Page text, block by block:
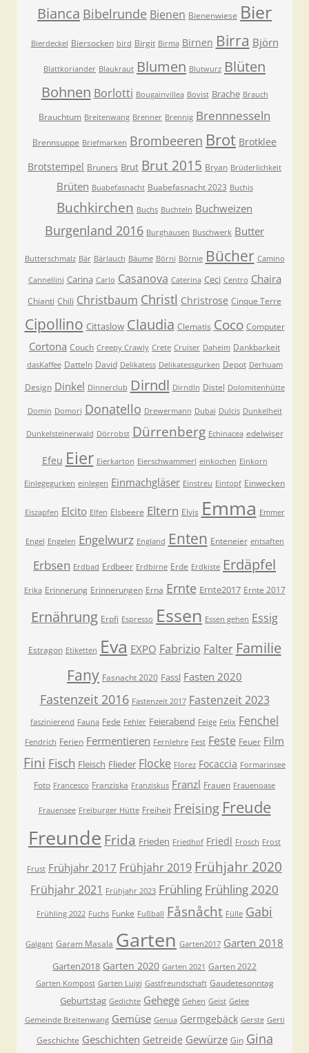
Bianca Bibelrunde Bienen Bienenwiese Bier
Bierdeckel Biersocken bird Birgit Birma Birnen Birra Björn
Blattkoriander Blaukraut Blumen Blutwurz Blüten
Bohnen Borlotti Bougainvillea Bovist Brache Brauch
Brauchtum Breitenwang Brenner Brennig Brennnesseln
Brennsuppe Briefmarken Brombeeren Brot Brotklee
Brotstempel Bruners Brut Brut 2015 Bryan Brüderlichkeit
Brüten Buabefasnacht Buabefasnacht 2023 Buchis
Buchkirchen Buchs Buchteln Buchweizen
Burgenland 2016 Burghausen Buschwerk Butter
Butterschmalz Bär Bärlauch Bäume Börni Börnie Bücher Camino
Cannellini Carina Carlo Casanova Caterina Ceci Centro Chaira
Chianti Chili Christbaum Christl Christrose Cinque Terre
Cipollino Cittaslow Claudia Clematis Coco Computer
Cortona Couch Creepy Crawly Crete Cruiser Daheim Dankbarkeit
dasKaffee Datteln David Delikatess Delikatessgurken Depot Derhuam
Design Dinkel Dinnerclub Dirndl Dirndln Distel Dolomitenhütte
Domin Domori Donatello Drewermann Dubai Dulcis Dunkelheit
Dunkelsteinerwald Dörrobst Dürrenberg Echinacea edelwiser
Efeu Eier Eierkarton Eierschwammerl einkochen Einkorn
Einlegegurken einlegen Einmachgläser Einstreu Eintopf Einwecken
Eiszapfen Elcito Elfen Elsbeere Eltern Elvis Emma Emmer
Engel Engelen Engelwurz England Enten Enteneier entsaften
Erbsen Erdbad Erdbeer Erdbirne Erde Erdkiste Erdäpfel
Erika Erinnerung Erinnerungen Erna Ernte Ernte2017 Ernte 2017
Ernährung Erpfi Espresso Essen Essen gehen Essig
Estragon Etiketten Eva EXPO Fabrizio Falter Familie
Fany Fasnacht 2020 Fassl Fasten 2020
Fastenzeit 2016 Fastenzeit 2017 Fastenzeit 2023
faszinierend Fauna Fede Fehler Feierabend Feige Felix Fenchel
Fendrich Ferien Fermentieren Fernlehre Fest Feste Feuer Film
Fini Fisch Fleisch Flieder Flocke Florez Focaccia Formarinsee
Foto Francesco Franziska Franziskus Franzl Frauen Frauenoase
Frauensee Freiburger Hütte Freiheit Freising Freude
Freunde Frida Frieden Friedhof Friedl Frosch Frost
Frust Frühjahr 2017 Frühjahr 2019 Frühjahr 2020
Frühjahr 2021 Frühjahr 2023 Frühling Frühling 2020
Frühling 2022 Fuchs Funke Fußball Fåsnåcht Fülle Gabi
Galgant Garam Masala Garten Garten2017 Garten 2018
Garten2018 Garten 2020 Garten 2021 Garten 2022
Garten Kompost Garten Luigi Gastfreundschaft Gaudetesonntag
Geburtstag Gedichte Gehege Gehen Geist Gelee
Gemeinde Breitenwang Gemüse Genua Germgebäck Gerste Gerti
Geschichte Geschichten Getreide Gewürze Gin Gina